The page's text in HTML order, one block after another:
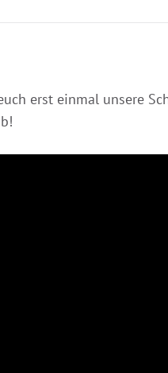
erst einmal unsere